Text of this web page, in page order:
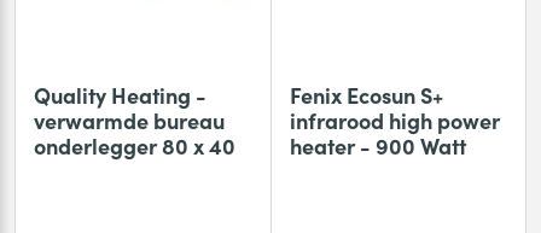
Quality Heating -
verwarmde bureau
onderlegger 80 x 40
Fenix Ecosun S+
infrarood high power
heater - 900 Watt